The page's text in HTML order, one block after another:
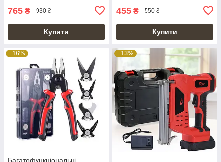
765 ₴ 930 ₴
Купити
455 ₴ 550 ₴
Купити
–16%
Багатофункціональні
–13%